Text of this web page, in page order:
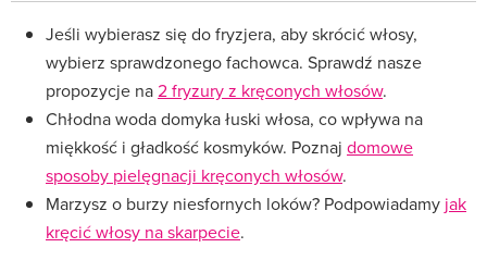
Jeśli wybierasz się do fryzjera, aby skrócić włosy,
wybierz sprawdzonego fachowca. Sprawdź nasze
propozycje na2 fryzury z kręconych włosów.
Chłodna woda domyka łuski włosa, co wpływa na
miękkość i gładkość kosmyków. Poznaj domowe
sposoby pielęgnacji kręconych włosów.
Marzysz o burzy niesfornych loków? Podpowiadamy jak
kręcić włosy na skarpecie.